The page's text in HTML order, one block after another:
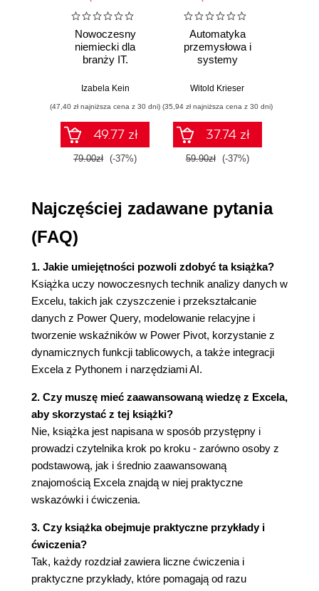
1 048 576 wierszy"
Pozyskiwanie danych
Przekształcanie
Wycieczka po edytorze Power Query
Wstążka (menu)
Zapytania
Zaimportowane dane
Wychodzenie z edytora Power Query
Co to jest profilowanie danych?
Zamknięcie profilowania danych
Podsumowanie
Ćwiczenia
Rozdział 3. Przekształcanie wierszy w Power
Query
Usuwanie brakujących wartości
Odświeżanie zapytania
Uzupełnianie nagłówków i wartości
Zastępowanie nagłówków kolumn
Uzupełnianie pustych wierszy
Podsumowanie
Ćwiczenia
Rozdział 4. Przekształcanie kolumn w Power
Query
Zmiana wielkości liter w kolumnie
Rozdzielanie tekstu do kolumn
Zmiana typów danych
Usuwanie kolumn
Nowoczesny
niemiecki dla
branży IT.
przykłady i
Izabela Kein
(47,40 zł najniższa cena z 30 dni)
49.77 zł
79.00zł (-37%)
Automatyka
przemysłowa i
systemy
pigułce
Witold Krieser
(35,94 zł najniższa cena z 30 dni)
37.74 zł
59.90zł (-37%)
Najczęściej zadawane pytania
(FAQ)
1. Jakie umiejętności pozwoli zdobyć ta książka?
Książka uczy nowoczesnych technik analizy danych w
Excelu, takich jak czyszczenie i przekształcanie
danych z Power Query, modelowanie relacyjne i
tworzenie wskaźników w Power Pivot, korzystanie z
dynamicznych funkcji tablicowych, a także integracji
Excela z Pythonem i narzędziami AI.
2. Czy muszę mieć zaawansowaną wiedzę z Excela,
aby skorzystać z tej książki?
Nie, książka jest napisana w sposób przystępny i
prowadzi czytelnika krok po kroku - zarówno osoby z
podstawową, jak i średnio zaawansowaną
znajomością Excela znajdą w niej praktyczne
wskazówki i ćwiczenia.
3. Czy książka obejmuje praktyczne przykłady i
ćwiczenia?
Tak, każdy rozdział zawiera liczne ćwiczenia i
praktyczne przykłady, które pomagają od razu